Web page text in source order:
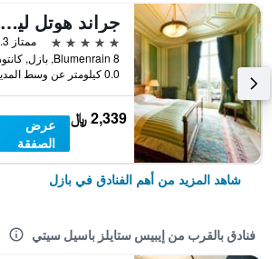
جراند هوتل ليه تروا روا
5 نجوم
ممتاز 9.3
0.0 كيلومتر عن وسط المدينة
2,339 ﷼
عرض
الصفقة
شاهد المزيد من أهم الفنادق في بازل
فنادق بالقرب من إيبيس ستايلز باسيل سيتي